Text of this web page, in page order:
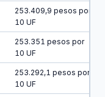
253.409,9 pesos por
10 UF
253.351 pesos por
10 UF
253.292,1 pesos por
10 UF